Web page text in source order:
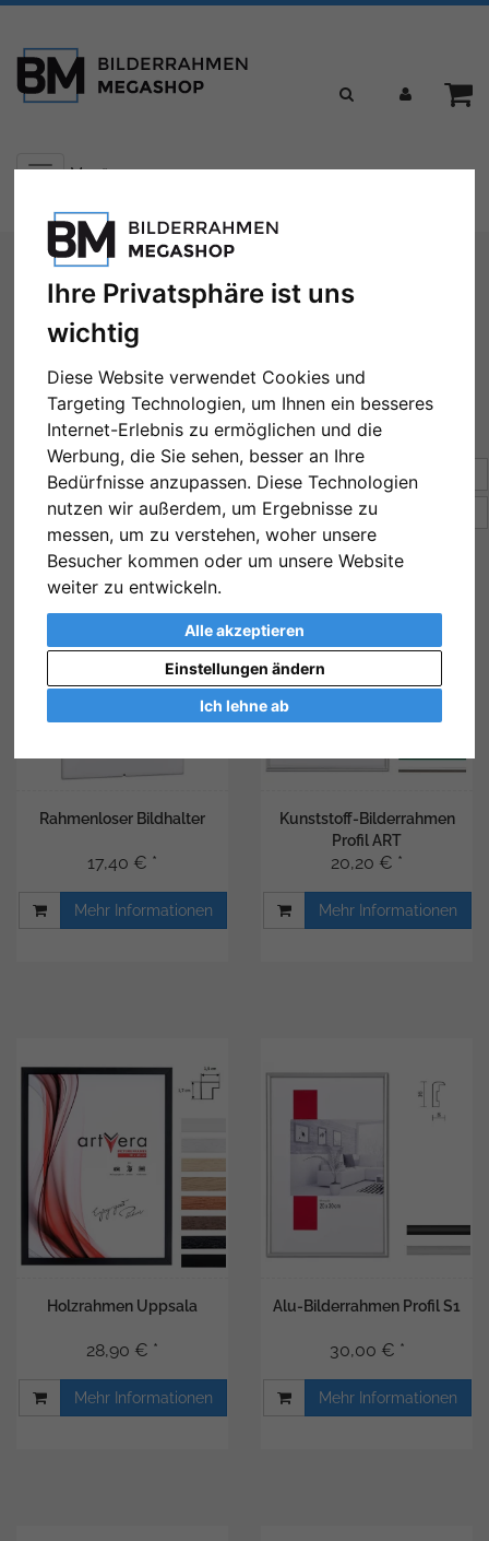
Ihre Privatsphäre ist uns
wichtig
Diese Website verwendet Cookies und
Targeting Technologien, um Ihnen ein besseres
Internet-Erlebnis zu ermöglichen und die
Werbung, die Sie sehen, besser an Ihre
Bedürfnisse anzupassen. Diese Technologien
nutzen wir außerdem, um Ergebnisse zu
messen, um zu verstehen, woher unsere
Besucher kommen oder um unsere Website
weiter zu entwickeln.
Alle akzeptieren
Ich lehne ab
Einstellungen ändern
ToggleMenü
Sie sind hier: Formate 50x50 cm
50x50 cm
← Zurück 1 2 3 4 5 ... 13 Weiter →
Sortierung: Preis
Artikel pro Seite16
Rahmenloser Bildhalter
17,40 € *
Mehr Informationen
Kunststoff-Bilderrahmen
Profil ART
20,20 € *
Mehr Informationen
Holzrahmen Uppsala
28,90 € *
Mehr Informationen
Alu-Bilderrahmen Profil S1
30,00 € *
Mehr Informationen